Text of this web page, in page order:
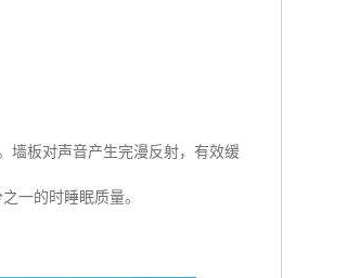
墙板对声音产生完漫反射，有效缓
一的时睡眠质量。